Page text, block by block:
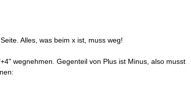
Alles, was beim x ist, muss weg!
wegnehmen. Gegenteil von Plus ist Minus, also musst